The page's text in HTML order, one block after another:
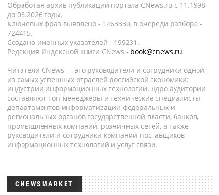
Обработан архив публикаций портала CNews.ru c 11.1998
до 08.2026 годы.
Ключевых фраз выявлено - 1463330, в очереди разбора -
724415.
Создано именных указателей - 199231.
Редакция Индексной книги CNews - book@cnews.ru
Читатели CNews — это руководители и сотрудники одной
из самых успешных отраслей российской экономики:
индустрии информационных технологий. Ядро аудитории
составляют топ-менеджеры и технические специалисты
департаментов информатизации федеральных и
региональных органов государственной власти, банков,
промышленных компаний, розничных сетей, а также
руководители и сотрудники компаний-поставщиков
информационных технологий и услуг связи.
CNEWSMARKET